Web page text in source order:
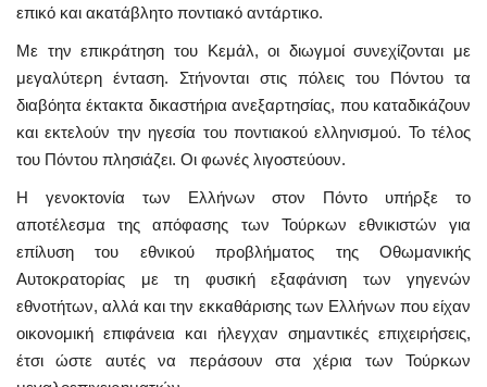
επικό και ακατάβλητο ποντιακό αντάρτικο.
Με την επικράτηση του Κεμάλ, οι διωγμοί συνεχίζονται με
μεγαλύτερη ένταση. Στήνονται στις πόλεις του Πόντου τα
διαβόητα έκτακτα δικαστήρια ανεξαρτησίας, που καταδικάζουν
και εκτελούν την ηγεσία του ποντιακού ελληνισμού. Το τέλος
του Πόντου πλησιάζει. Οι φωνές λιγοστεύουν.
Η γενοκτονία των Ελλήνων στον Πόντο υπήρξε το
αποτέλεσμα της απόφασης των Τούρκων εθνικιστών για
επίλυση του εθνικού προβλήματος της Οθωμανικής
Αυτοκρατορίας με τη φυσική εξαφάνιση των γηγενών
εθνοτήτων, αλλά και την εκκαθάρισης των Ελλήνων που είχαν
οικονομική επιφάνεια και ήλεγχαν σημαντικές επιχειρήσεις,
έτσι ώστε αυτές να περάσουν στα χέρια των Τούρκων